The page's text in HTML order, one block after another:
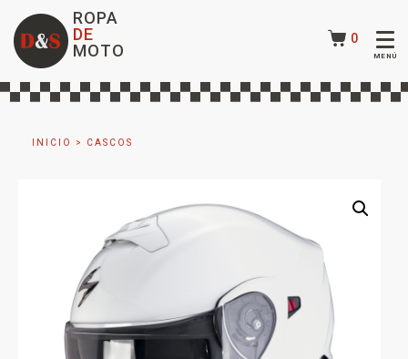
ROPA
DE
MOTO
0
INICIO > CASCOS